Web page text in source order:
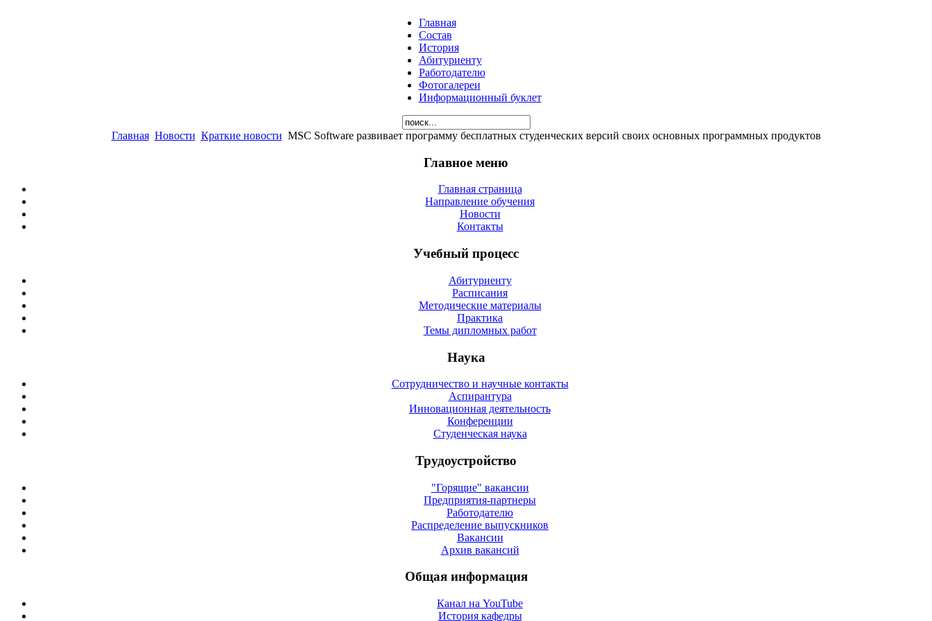
Главная
Состав
История
Абитуриенту
Работодателю
Фотогалереи
Информационный буклет
Главная Новости Краткие новости MSC Software развивает программу бесплатных студенческих версий своих основных программных продуктов
Главное меню
Главная страница
Направление обучения
Новости
Контакты
Учебный процесс
Абитуриенту
Расписания
Методические материалы
Практика
Темы дипломных работ
Наука
Сотрудничество и научные контакты
Аспирантура
Инновационная деятельность
Конференции
Студенческая наука
Трудоустройство
"Горящие" вакансии
Предприятия-партнеры
Работодателю
Распределение выпускников
Вакансии
Архив вакансий
Общая информация
Канал на YouTube
История кафедры